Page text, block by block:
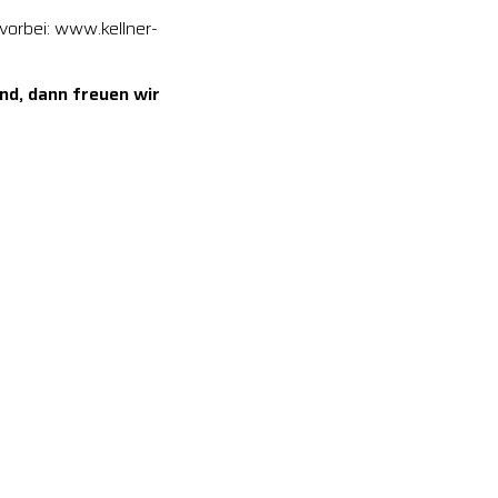
www.kellner-
dann freuen wir